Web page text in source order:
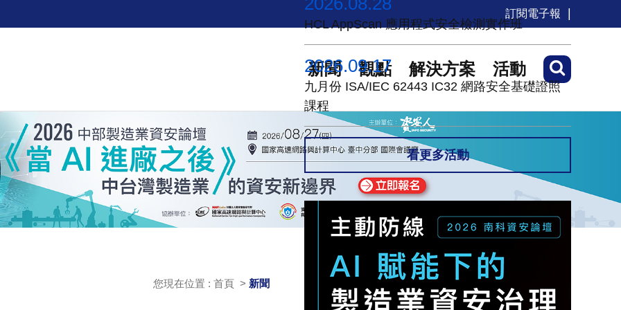
訂閱電子報
新聞 觀點 解決方案 活動
您現在位置 : 首頁 > 新聞
HCL AppScan 應用程式安全檢測實作班
2026.09.17
九月份 ISA/IEC 62443 IC32 網路安全基礎證照
課程
看更多活動